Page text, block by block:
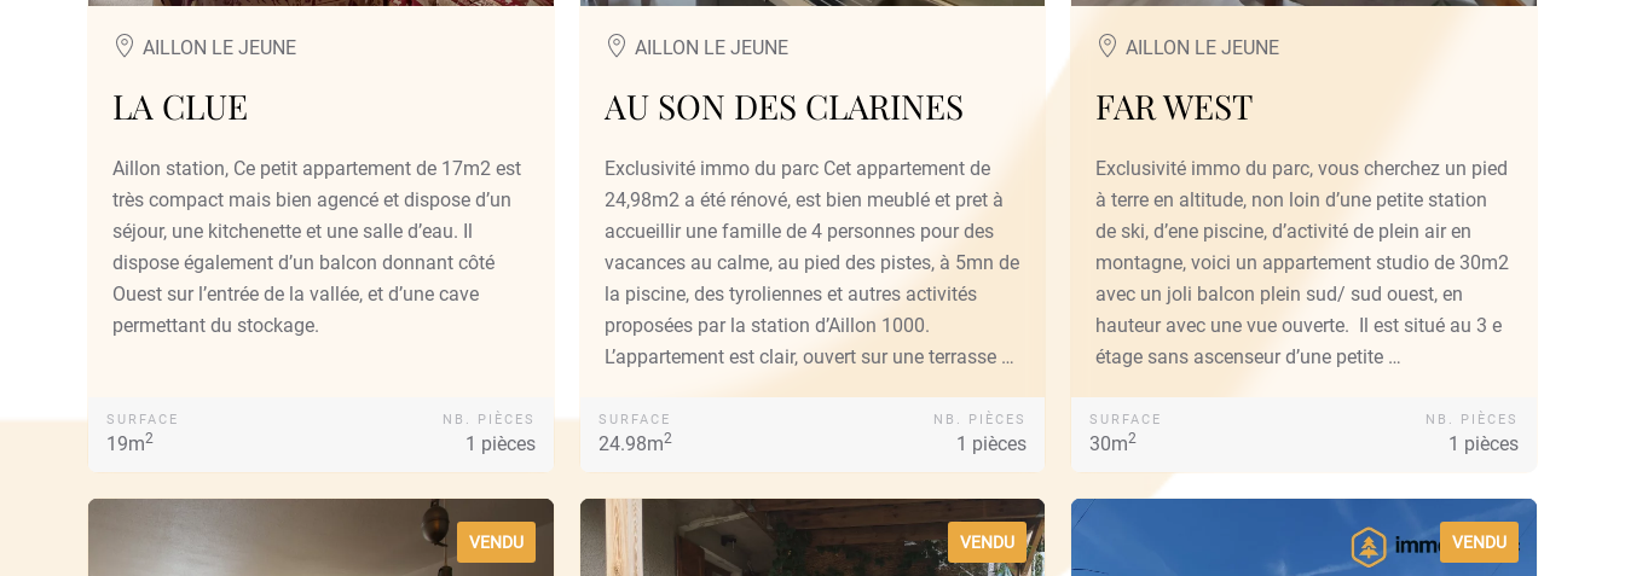
AILLON LE JEUNE
LA CLUE
Aillon station, Ce petit appartement de 17m2 est
très compact mais bien agencé et dispose d’un
séjour, une kitchenette et une salle d’eau. Il
dispose également d’un balcon donnant côté
Ouest sur l’entrée de la vallée, et d’une cave
permettant du stockage.
SURFACE
19m2
NB. PIÈCES
1 pièces
AILLON LE JEUNE
AU SON DES CLARINES
Exclusivité immo du parc Cet appartement de
24,98m2 a été rénové, est bien meublé et pret à
accueillir une famille de 4 personnes pour des
vacances au calme, au pied des pistes, à 5mn de
la piscine, des tyroliennes et autres activités
proposées par la station d’Aillon 1000.
L’appartement est clair, ouvert sur une terrasse …
SURFACE
24.98m2
NB. PIÈCES
1 pièces
AILLON LE JEUNE
FAR WEST
Exclusivité immo du parc, vous cherchez un pied
à terre en altitude, non loin d’une petite station
de ski, d’ene piscine, d’activité de plein air en
montagne, voici un appartement studio de 30m2
avec un joli balcon plein sud/ sud ouest, en
hauteur avec une vue ouverte. Il est situé au 3 e
étage sans ascenseur d’une petite …
SURFACE
30m2
NB. PIÈCES
1 pièces
VENDU VENDU VENDU